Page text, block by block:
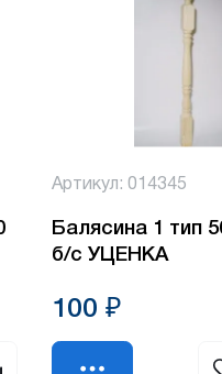
Артикул: 014345
Балясина 1 тип
б/с УЦЕНКА
100 ₽